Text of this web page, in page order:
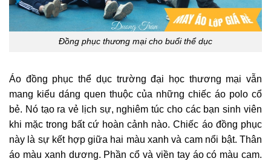
Đồng phục thương mại cho buổi thể dục
Áo đồng phục thể dục trường đại học thương mại vẫn
mang kiểu dáng quen thuộc của những chiếc áo polo cổ
bẻ. Nó tạo ra vẻ lịch sự, nghiêm túc cho các bạn sinh viên
khi mặc trong bất cứ hoàn cảnh nào. Chiếc áo đồng phục
này là sự kết hợp giữa hai màu xanh và cam nổi bật. Thân
áo màu xanh dương. Phần cổ và viền tay áo có màu cam.